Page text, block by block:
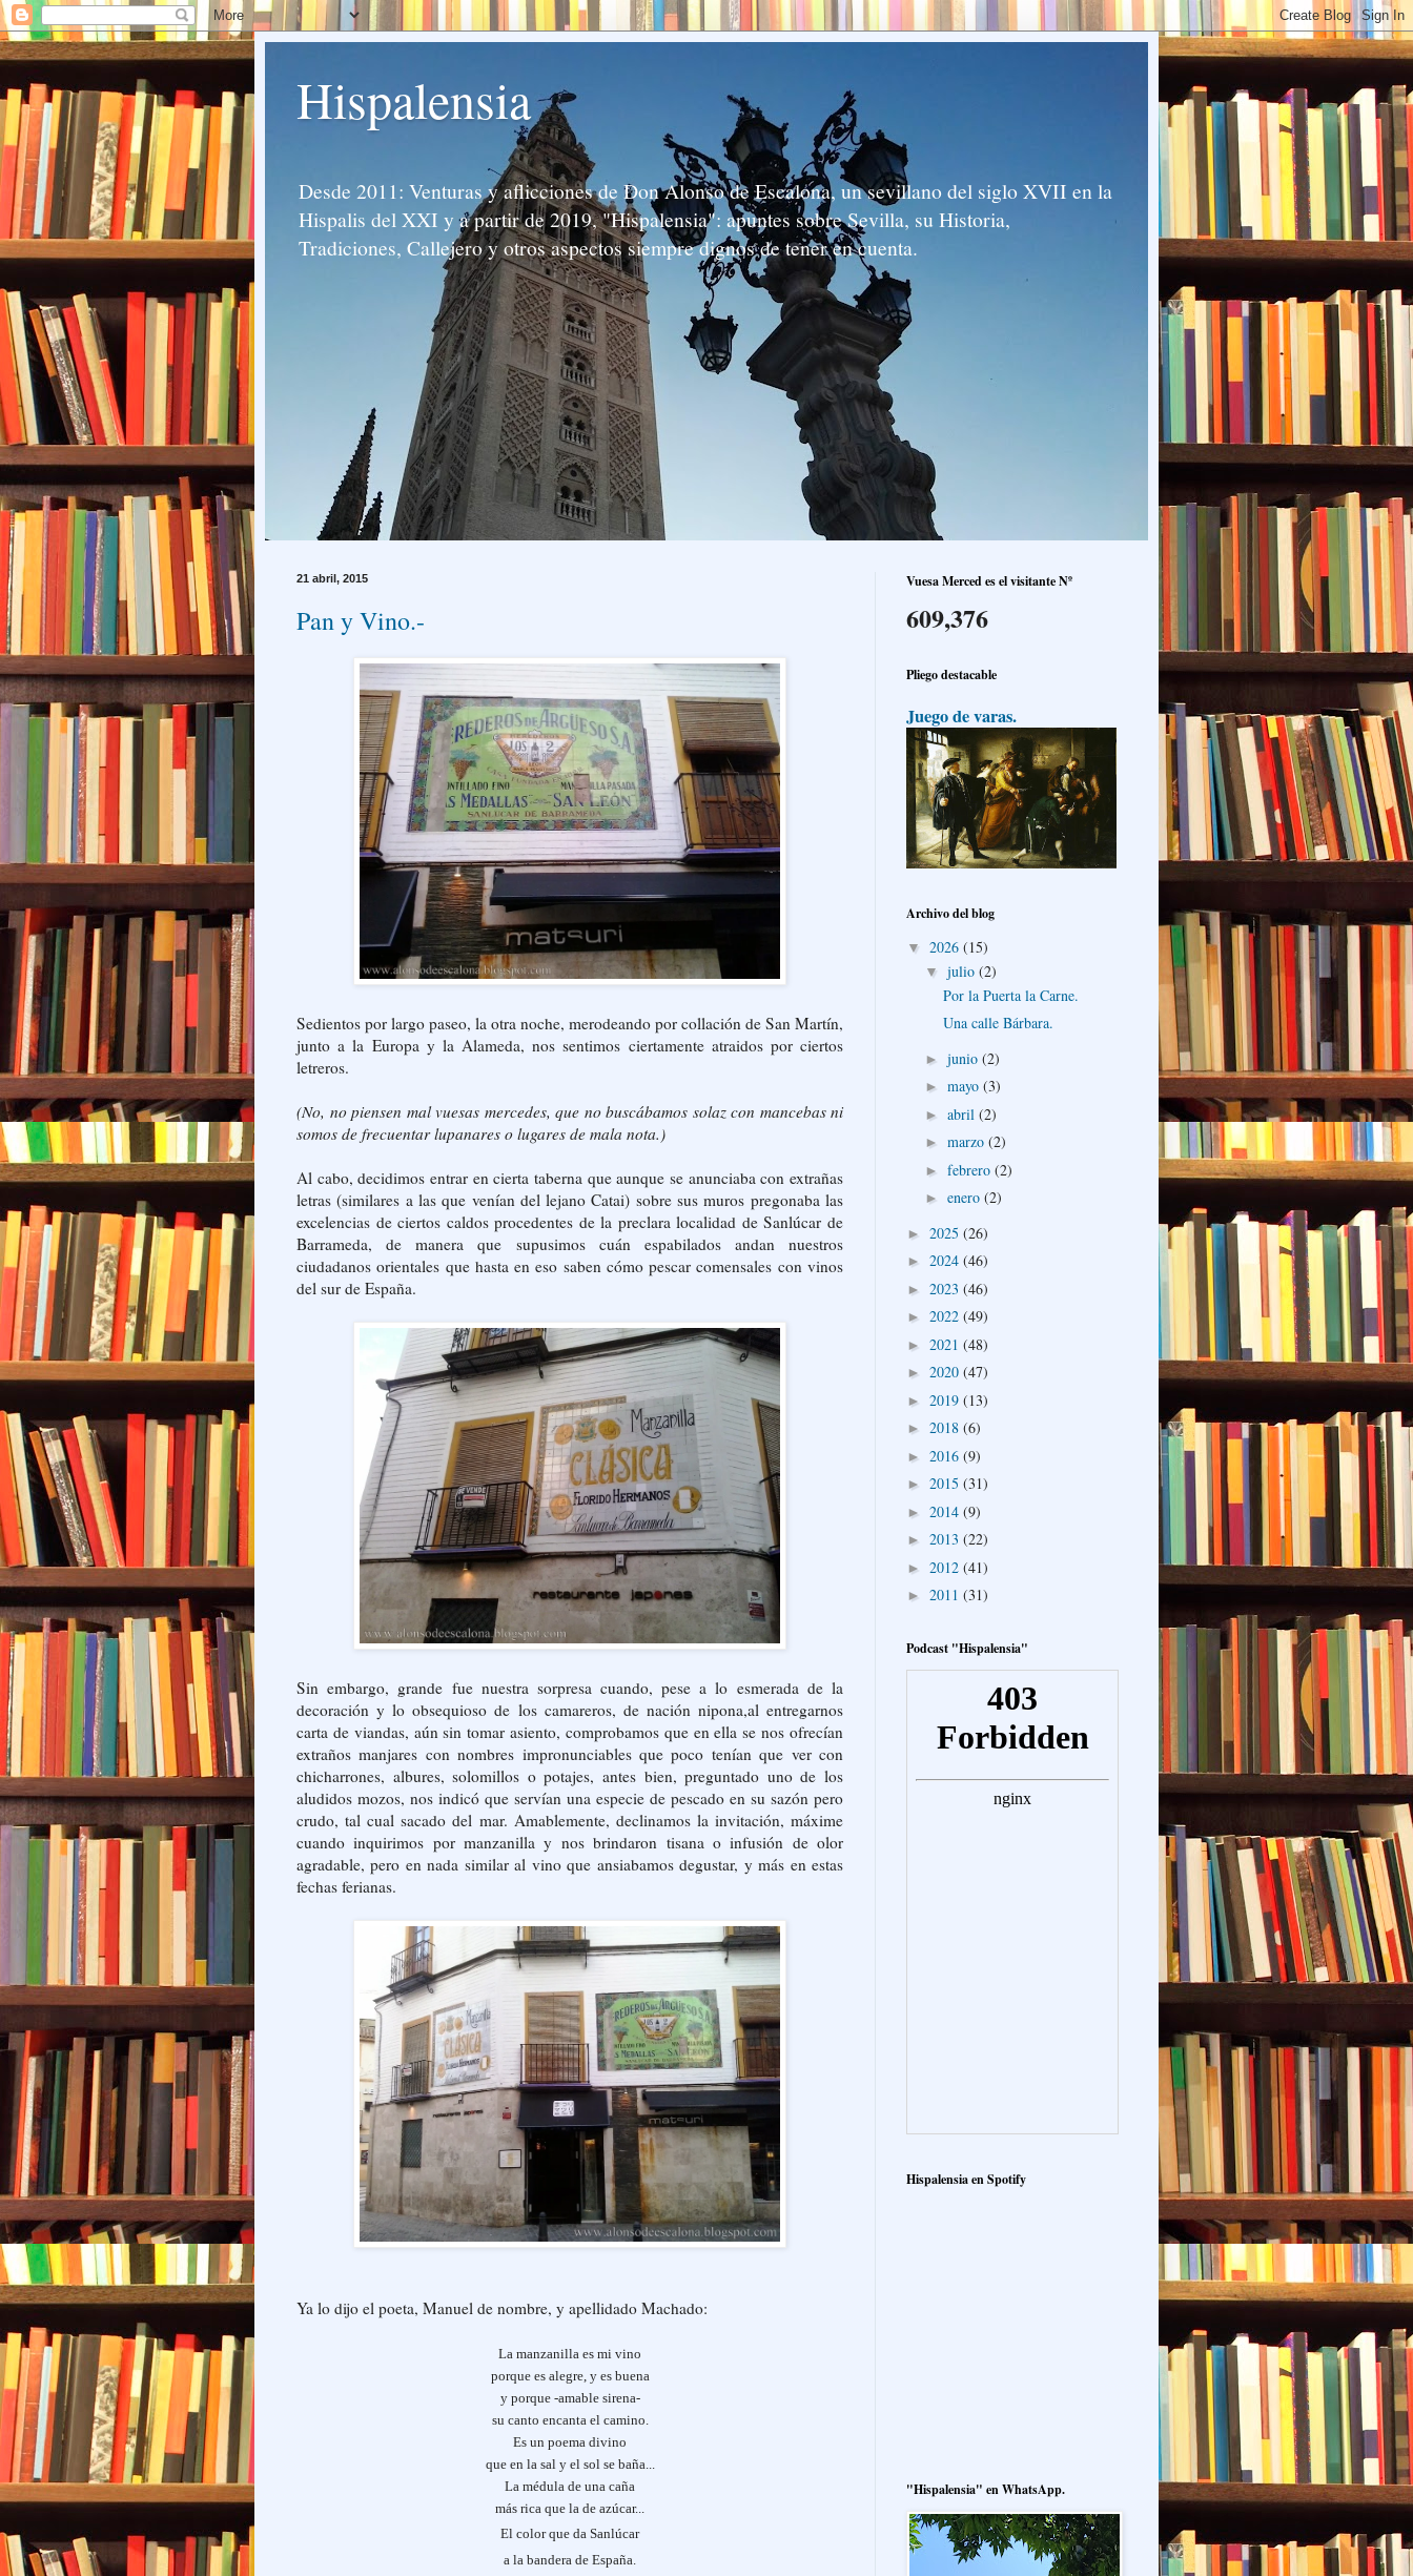
Hispalensia
Desde 2011: Venturas y aflicciones de Don Alonso de Escalona, un sevillano del siglo XVII en la
Hispalis del XXI y a partir de 2019, "Hispalensia": apuntes sobre Sevilla, su Historia,
Tradiciones, Callejero y otros aspectos siempre dignos de tener en cuenta.
21 abril, 2015
Pan y Vino.-
Sedientos por largo paseo, la otra noche, merodeando por collación de San Martín,
junto a la Europa y la Alameda, nos sentimos ciertamente atraidos por ciertos
letreros.
(No, no piensen mal vuesas mercedes, que no buscábamos solaz con mancebas ni
somos de frecuentar lupanares o lugares de mala nota.)
Al cabo, decidimos entrar en cierta taberna que aunque se anunciaba con extrañas
letras (similares a las que venían del lejano Catai) sobre sus muros pregonaba las
excelencias de ciertos caldos procedentes de la preclara localidad de Sanlúcar de
Barrameda, de manera que supusimos cuán espabilados andan nuestros
ciudadanos orientales que hasta en eso saben cómo pescar comensales con vinos
del sur de España.
Sin embargo, grande fue nuestra sorpresa cuando, pese a lo esmerada de la
decoración y lo obsequioso de los camareros, de nación nipona,al entregarnos
carta de viandas, aún sin tomar asiento, comprobamos que en ella se nos ofrecían
extraños manjares con nombres impronunciables que poco tenían que ver con
chicharrones, albures, solomillos o potajes, antes bien, preguntado uno de los
aludidos mozos, nos indicó que servían una especie de pescado en su sazón pero
crudo, tal cual sacado del mar. Amablemente, declinamos la invitación, máxime
cuando inquirimos por manzanilla y nos brindaron tisana o infusión de olor
agradable, pero en nada similar al vino que ansiabamos degustar, y más en estas
fechas ferianas.
Ya lo dijo el poeta, Manuel de nombre, y apellidado Machado:
La manzanilla es mi vino
porque es alegre, y es buena
y porque -amable sirena-
su canto encanta el camino.
Es un poema divino
que en la sal y el sol se baña...
La médula de una caña
más rica que la de azúcar...
El color que da Sanlúcar
a la bandera de España.
Vuesa Merced es el visitante Nº
609,376
Pliego destacable
Juego de varas.
Archivo del blog
▼ 2026 (15)
▼ julio (2)
Por la Puerta la Carne.
Una calle Bárbara.
► junio (2)
► mayo (3)
► abril (2)
► marzo (2)
► febrero (2)
► enero (2)
► 2025 (26)
► 2024 (46)
► 2023 (46)
► 2022 (49)
► 2021 (48)
► 2020 (47)
► 2019 (13)
► 2018 (6)
► 2016 (9)
► 2015 (31)
► 2014 (9)
► 2013 (22)
► 2012 (41)
► 2011 (31)
Podcast "Hispalensia"
Hispalensia en Spotify
"Hispalensia" en WhatsApp.